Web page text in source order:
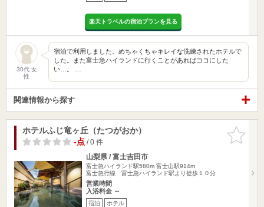
楽天トラベルの宿泊プランを見る
30代 女
性
宿泊で利用しました。めちゃくちゃキレイな洗練されたホテルで
した。また富士急ハイランドに行くことがあればココにした
い…。 …
関連情報から探す
お気に入
りに追加
ホテルふじ竜ヶ丘（たつがおか）
-点/ 0 件
山梨県 / 富士吉田市
富士急ハイランド駅580m 富士山駅914m
富士急行線 富士急ハイランド駅より徒歩１０分
営業時間
入浴料金 ～
宿泊 ホテル